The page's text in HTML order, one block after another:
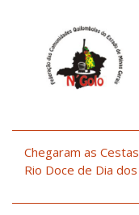
Chegaram as
Rio Doce de Dia dos